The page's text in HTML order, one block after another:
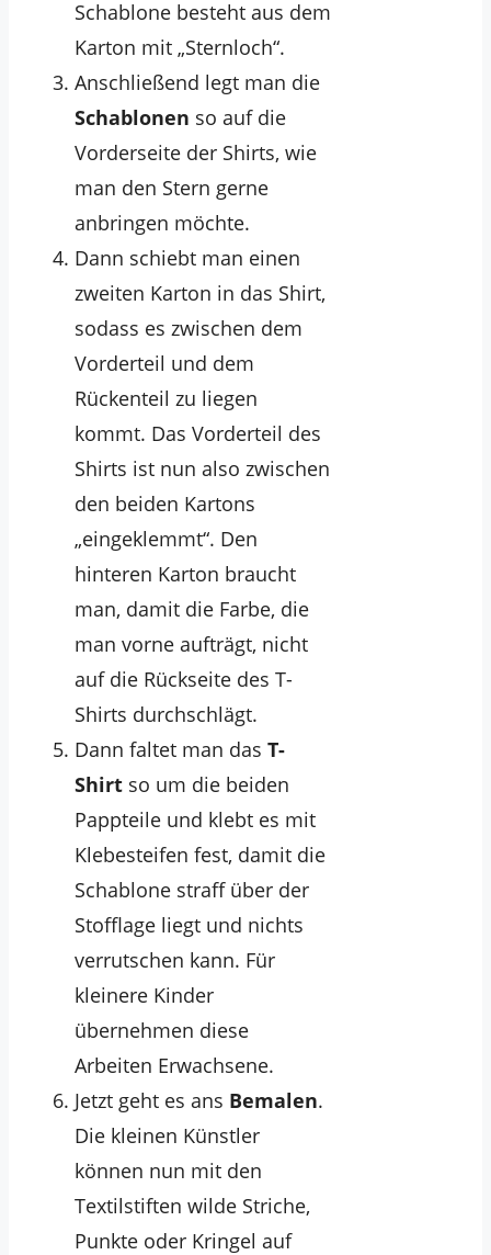
Schablone besteht aus dem
Karton mit „Sternloch“.
Anschließend legt man die
Schablonen so auf die
Vorderseite der Shirts, wie
man den Stern gerne
anbringen möchte.
Dann schiebt man einen
zweiten Karton in das Shirt,
sodass es zwischen dem
Vorderteil und dem
Rückenteil zu liegen
kommt. Das Vorderteil des
Shirts ist nun also zwischen
den beiden Kartons
„eingeklemmt“. Den
hinteren Karton braucht
man, damit die Farbe, die
man vorne aufträgt, nicht
auf die Rückseite des T-
Shirts durchschlägt.
Dann faltet man das T-
Shirt so um die beiden
Pappteile und klebt es mit
Klebesteifen fest, damit die
Schablone straff über der
Stofflage liegt und nichts
verrutschen kann. Für
kleinere Kinder
übernehmen diese
Arbeiten Erwachsene.
Jetzt geht es ans Bemalen.
Die kleinen Künstler
können nun mit den
Textilstiften wilde Striche,
Punkte oder Kringel auf